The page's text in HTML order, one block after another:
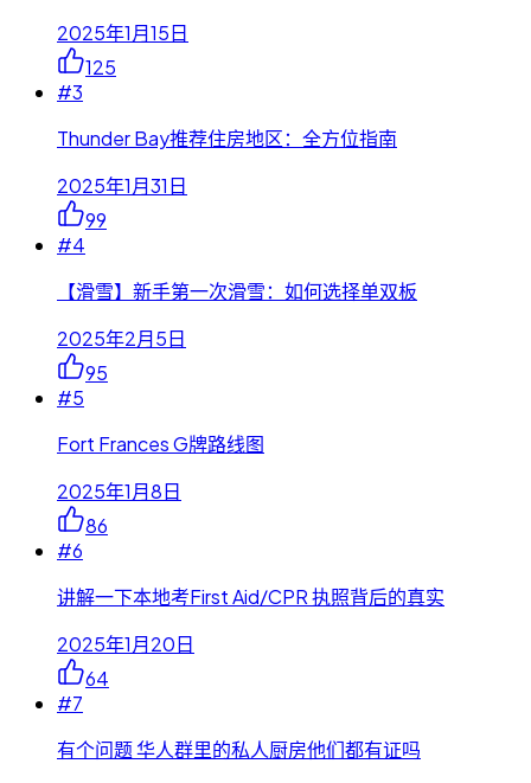
2025年1月15日
125
#3
Thunder Bay推荐住房地区：全方位指南
2025年1月31日
99
#4
【滑雪】新手第一次滑雪：如何选择单双板
2025年2月5日
95
#5
Fort Frances G牌路线图
2025年1月8日
86
#6
讲解一下本地考First Aid/CPR 执照背后的真实
2025年1月20日
64
#7
有个问题 华人群里的私人厨房他们都有证吗